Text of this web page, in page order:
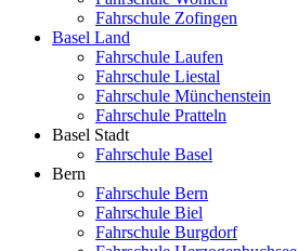
Fahrschule Zofingen
Basel Land
Fahrschule Laufen
Fahrschule Liestal
Fahrschule Münchenstein
Fahrschule Pratteln
Basel Stadt
Fahrschule Basel
Bern
Fahrschule Bern
Fahrschule Biel
Fahrschule Burgdorf